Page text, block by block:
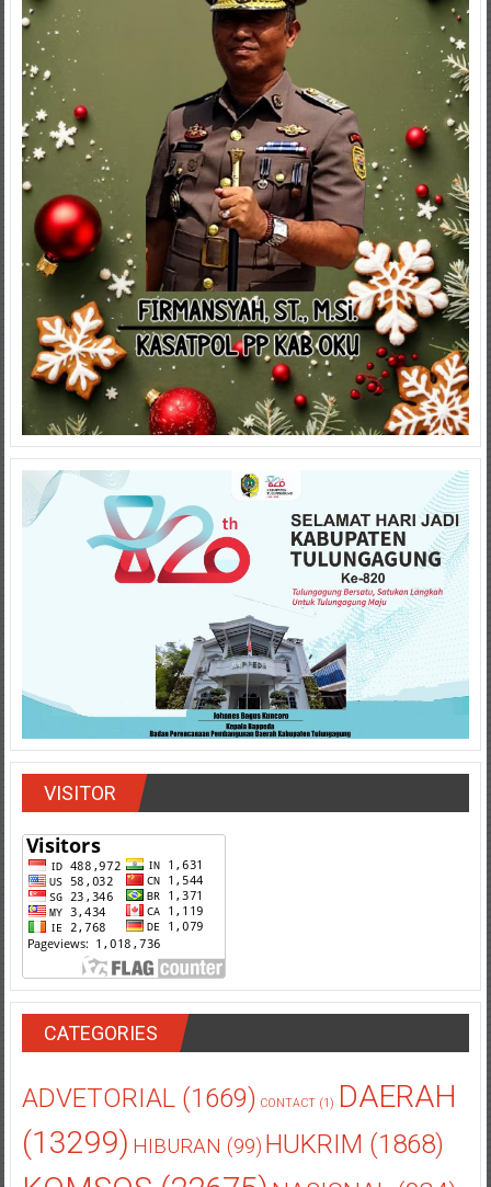
VISITOR
CATEGORIES
ADVETORIAL(1669) CONTACT(1) DAERAH
(13299) HIBURAN (99) HUKRIM (1868)